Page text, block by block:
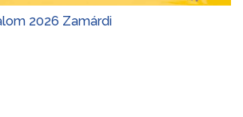
2026 Zamárdi